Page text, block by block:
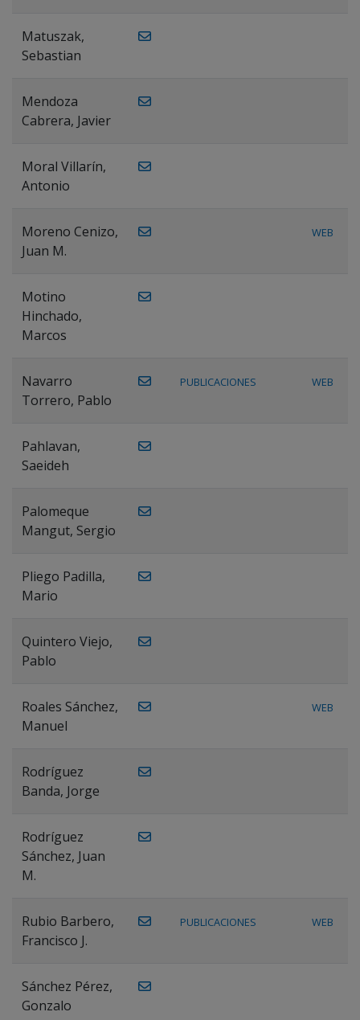
Matuszak,
Sebastian
Mendoza
Cabrera, Javier
Moral Villarín,
Antonio
Moreno Cenizo,
Juan M.
WEB
Motino
Hinchado,
Marcos
Navarro
Torrero, Pablo
PUBLICACIONES WEB
Pahlavan,
Saeideh
Palomeque
Mangut, Sergio
Pliego Padilla,
Mario
Quintero Viejo,
Pablo
Roales Sánchez,
Manuel
WEB
Rodríguez
Banda, Jorge
Rodríguez
Sánchez, Juan
M.
Rubio Barbero,
Francisco J.
PUBLICACIONES WEB
Sánchez Pérez,
Gonzalo